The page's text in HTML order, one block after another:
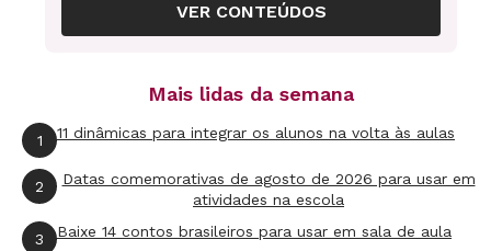
VER CONTEÚDOS
Mais lidas da semana
1 11 dinâmicas para integrar os alunos na volta às aulas
2
Datas comemorativas de agosto de 2026 para usar em
atividades na escola
3 Baixe 14 contos brasileiros para usar em sala de aula